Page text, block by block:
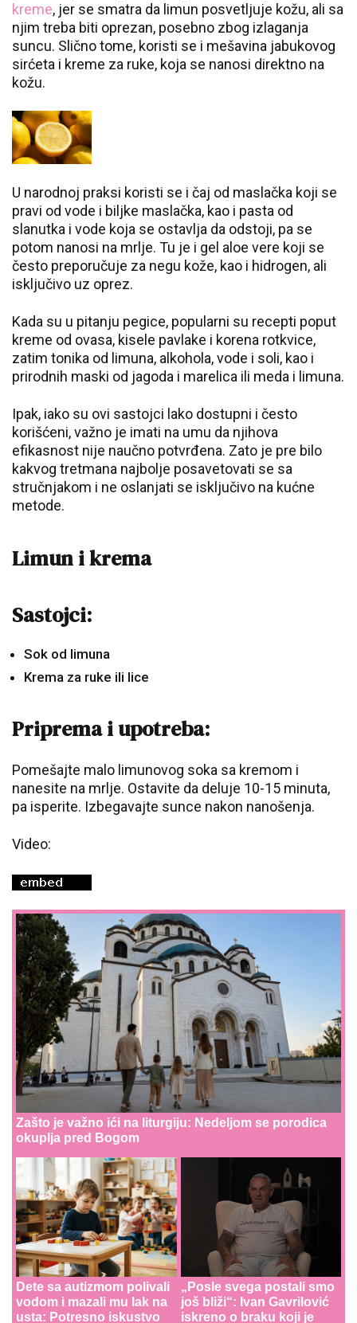
kreme, jer se smatra da limun posvetljuje kožu, ali sa
njim treba biti oprezan, posebno zbog izlaganja
suncu. Slično tome, koristi se i mešavina jabukovog
sirćeta i kreme za ruke, koja se nanosi direktno na
kožu.
U narodnoj praksi koristi se i čaj od maslačka koji se
pravi od vode i biljke maslačka, kao i pasta od
slanutka i vode koja se ostavlja da odstoji, pa se
potom nanosi na mrlje. Tu je i gel aloe vere koji se
često preporučuje za negu kože, kao i hidrogen, ali
isključivo uz oprez.
Kada su u pitanju pegice, popularni su recepti poput
kreme od ovasa, kisele pavlake i korena rotkvice,
zatim tonika od limuna, alkohola, vode i soli, kao i
prirodnih maski od jagoda i marelica ili meda i limuna.
Ipak, iako su ovi sastojci lako dostupni i često
korišćeni, važno je imati na umu da njihova
efikasnost nije naučno potvrđena. Zato je pre bilo
kakvog tretmana najbolje posavetovati se sa
stručnjakom i ne oslanjati se isključivo na kućne
metode.
Limun i krema
Sastojci:
Sok od limuna
Krema za ruke ili lice
Priprema i upotreba:
Pomešajte malo limunovog soka sa kremom i
nanesite na mrlje. Ostavite da deluje 10-15 minuta,
pa isperite. Izbegavajte sunce nakon nanošenja.
Video:
Zašto je važno ići na liturgiju: Nedeljom se porodica
okuplja pred Bogom
Dete sa autizmom polivali
vodom i mazali mu lak na
usta: Potresno iskustvo
„Posle svega postali smo
još bliži“: Ivan Gavrilović
iskreno o braku koji je